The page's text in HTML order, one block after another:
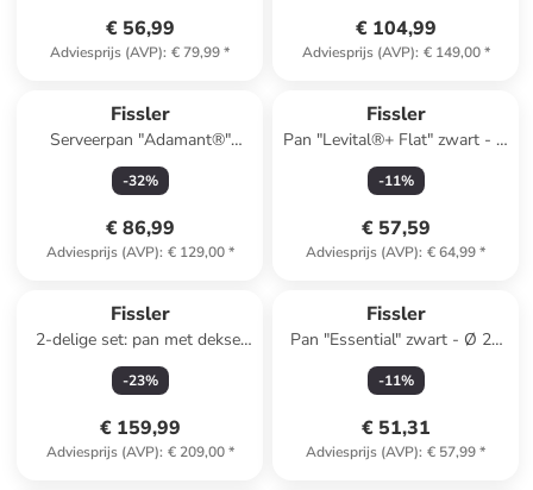
€ 56,99
Adviesprijs (AVP): € 79,99*
€ 104,99
Adviesprijs (AVP): € 149,00*
Fissler
Serveerpan "Adamant®"
zwart - Ø 32 cm
-32%
€ 86,99
Adviesprijs (AVP): € 129,00*
Fissler
Pan "Levital®+ Flat" zwart - Ø
24 cm
-11%
€ 57,59
Adviesprijs (AVP): € 64,99*
Fissler
2-delige set: pan met deksel
"Profi Collection®" - Ø 20 cm
-23%
€ 159,99
Adviesprijs (AVP): € 209,00*
Fissler
Pan "Essential" zwart - Ø 20
cm
-11%
€ 51,31
Adviesprijs (AVP): € 57,99*